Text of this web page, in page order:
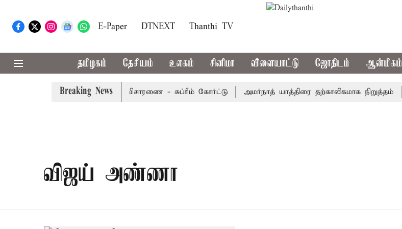
E-Paper DTNEXT Thanthi TV
தமிழகம் தேசியம் உலகம் சினிமா விளையாட்டு ஜோதிடம் ஆன்மிகம்
Breaking News
மனு வரும் 14-ம் தேதி விசாரணை - சுப்ரீம் கோர்ட்டு அமர்நாத் யாத்திரை தற்காலிகமாக நிறுத்தம்
விஜய் அண்ணா